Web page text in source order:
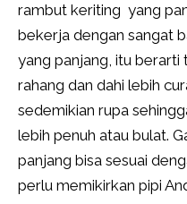
rambut keriting yang
bekerja dengan sangat
yang panjang, itu berarti
rahang dan dahi lebih
sedemikian rupa
lebih penuh atau bulat.
panjang bisa sesuai
perlu memikirkan pipi